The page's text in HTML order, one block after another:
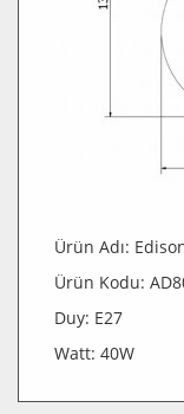
Ürün Adı:
Ürün Kodu:
Duy: E27
Watt: 40W